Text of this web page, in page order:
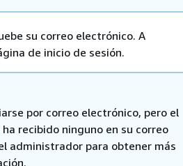
su correo electrónico. A
de inicio de sesión.
por correo electrónico, pero el
recibido ninguno en su correo
administrador para obtener más